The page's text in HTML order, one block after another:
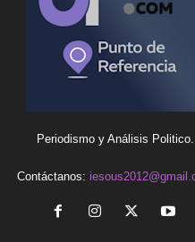
Periodismo y Análisis Politico.
Contáctanos: